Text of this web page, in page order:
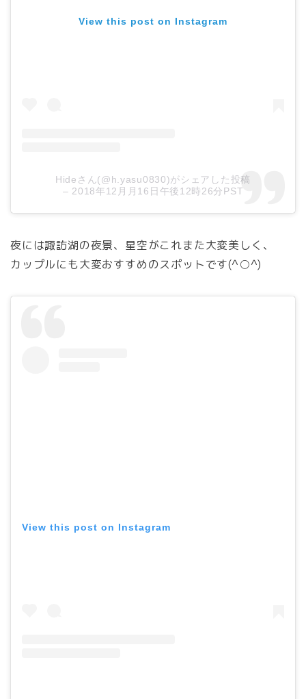
View this post on Instagram
Hideさん(@h.yasu0830)がシェアした投稿
– 2018年12月月16日午後12時26分PST
夜には諏訪湖の夜景、星空がこれまた大変美しく、
カップルにも大変おすすめのスポットです(^○^)
View this post on Instagram